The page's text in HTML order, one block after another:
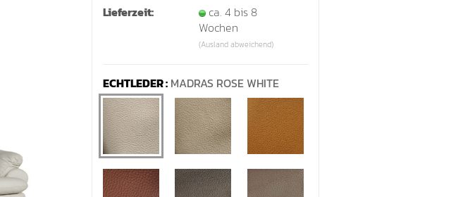
Passwort vergessen?
Lieferzeit:
ca. 4 bis 8
Wochen
(Ausland abweichend)
ECHTLEDER : MADRAS ROSE WHITE